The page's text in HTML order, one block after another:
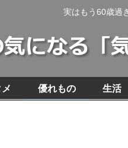
実はもう60歳過
優れもの 生活